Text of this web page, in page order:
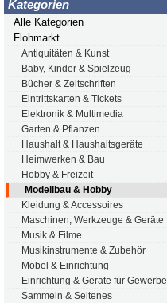
Kategorien
Alle Kategorien
Flohmarkt
Antiquitäten & Kunst
Baby, Kinder & Spielzeug
Bücher & Zeitschriften
Eintrittskarten & Tickets
Elektronik & Multimedia
Garten & Pflanzen
Haushalt & Haushaltsgeräte
Heimwerken & Bau
Hobby & Freizeit
Modellbau & Hobby
Kleidung & Accessoires
Maschinen, Werkzeuge & Geräte
Musik & Filme
Musikinstrumente & Zubehör
Möbel & Einrichtung
Einrichtung & Geräte für Gewerbe
Sammeln & Seltenes